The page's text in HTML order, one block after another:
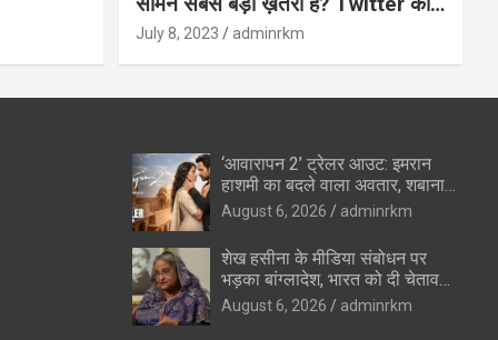
अंत?
July 8, 2023 adminrkm
‘आवारापन 2’ ट्रेलर आउट: इमरान
हाशमी का बदले वाला अवतार, शबाना
आजमी के विलेन रोल ने उड़ाए होश
August 6, 2026 adminrkm
शेख हसीना के मीडिया संबोधन पर
भड़का बांग्लादेश, भारत को दी चेतावनी
—”रिश्ते सुधारने की कोशिशों को
पहुंचेगा नुकसान”
August 6, 2026 adminrkm